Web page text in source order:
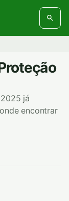
já
encontrar